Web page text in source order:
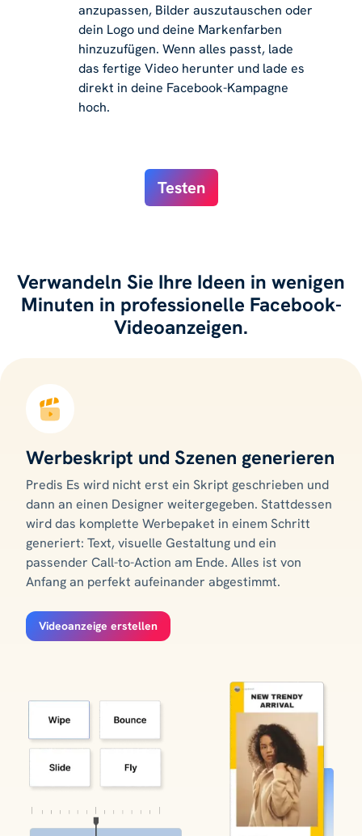
anzupassen, Bilder auszutauschen oder
dein Logo und deine Markenfarben
hinzuzufügen. Wenn alles passt, lade
das fertige Video herunter und lade es
direkt in deine Facebook-Kampagne
hoch.
Testen
Verwandeln Sie Ihre Ideen in wenigen
Minuten in professionelle Facebook-
Videoanzeigen.
Werbeskript und Szenen generieren
Predis Es wird nicht erst ein Skript geschrieben und
dann an einen Designer weitergegeben. Stattdessen
wird das komplette Werbepaket in einem Schritt
generiert: Text, visuelle Gestaltung und ein
passender Call-to-Action am Ende. Alles ist von
Anfang an perfekt aufeinander abgestimmt.
Videoanzeige erstellen